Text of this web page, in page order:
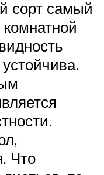
сорт самый
Что